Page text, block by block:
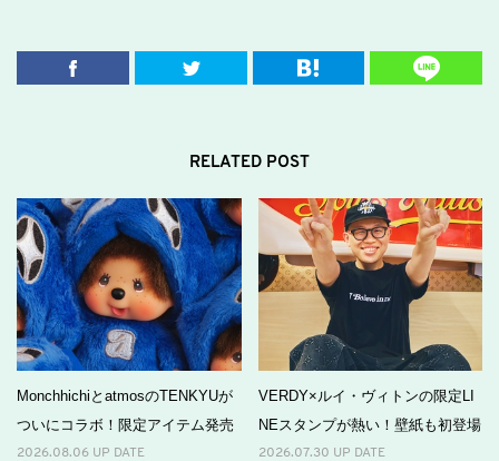
RELATED POST
MonchhichiとatmosのTENKYUが
ついにコラボ！限定アイテム発売
2026.08.06 UP DATE
VERDY×ルイ・ヴィトンの限定LI
NEスタンプが熱い！壁紙も初登場
2026.07.30 UP DATE